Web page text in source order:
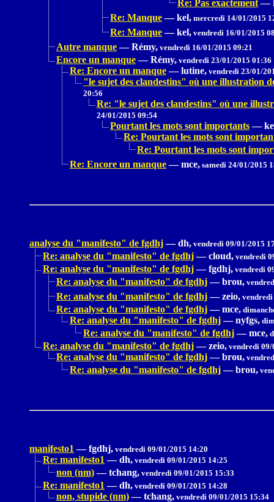
Re: Pas exactement —
Re: Manque — kel, mercredi 14/01/2015
Re: Manque — kel, vendredi 16/01/2015
Autre manque — Rémy, vendredi 16/01/2015 09:21
Encore un manque — Rémy, vendredi 23/01/2015 01:36
Re: Encore un manque — lutine, vendredi 23/01/
"le sujet des clandestins" où une illustration
20:56
Re: "le sujet des clandestins" où une
24/01/2015 09:54
Pourtant les mots sont importants —
Re: Pourtant les mots sont
Re: Pourtant les mots sont
Re: Encore un manque — mce, samedi 24/01/2015
analyse du "manifesto" de fgdhj — dh, vendredi 09/01/2015
Re: analyse du "manifesto" de fgdhj — cloud, vendredi
Re: analyse du "manifesto" de fgdhj — fgdhj, vendredi
Re: analyse du "manifesto" de fgdhj — brou,
Re: analyse du "manifesto" de fgdhj — zeio,
Re: analyse du "manifesto" de fgdhj — mce,
Re: analyse du "manifesto" de fgdhj — nyfgs,
Re: analyse du "manifesto" de fgdhj — mce,
Re: analyse du "manifesto" de fgdhj — zeio, vendredi
Re: analyse du "manifesto" de fgdhj — brou,
Re: analyse du "manifesto" de fgdhj — brou,
manifesto1 — fgdhj, vendredi 09/01/2015 14:20
Re: manifesto1 — dh, vendredi 09/01/2015 14:25
non (nm) — tchang, vendredi 09/01/2015 15:33
Re: manifesto1 — dh, vendredi 09/01/2015 14:28
non, stupide (nm) — tchang, vendredi 09/01/2015 15:34